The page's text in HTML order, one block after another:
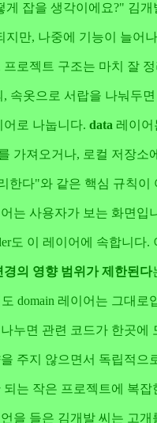
게 잡을 생각이에요?" 김
지만, 나중에 기능이 늘어
프로젝트 구조는 마치 잘
속옷으로 서랍을 나눠두
어로 나눕니다. data 레이어
가져오거나, 로컬 저장소
한다"와 같은 핵심 규칙이
는 사용자가 보는 화면입
도 이 레이어에 속합니
경의 영향 범위가 제한된다
domain 레이어는 그대로
누면 관련 코드가 한곳에
주지 않으면서 독립적
되는 작은 프로젝트에 복
을 들은 김개발 씨는 고